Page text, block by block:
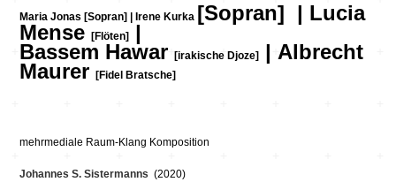
Maria Jonas [Sopran] | Irene Kurka [Sopran] | Lucia
Mense[Flöten]
|
Bassem Hawar[irakische Djoze] | Albrecht
Maurer[Fidel Bratsche]
mehrmediale Raum-Klang Komposition
Johannes S. Sistermanns (2020)